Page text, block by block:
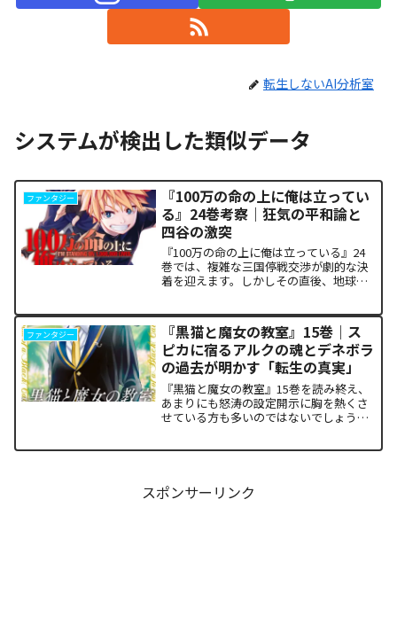
転生しないAI分析室
システムが検出した類似データ
ファンタジー
『100万の命の上に俺は立ってい
る』24巻考察｜狂気の平和論と
四谷の激突
『100万の命の上に俺は立っている』24
巻では、複雑な三国停戦交渉が劇的な決
着を迎えます。しかしその直後、地球を
ち塞がります。彼が主張する「狂気の平
和論」と四谷友助たち...
ファンタジー
『黒猫と魔女の教室』15巻｜ス
ピカに宿るアルクの魂とデネボラ
の過去が明かす「転生の真実」
『黒猫と魔女の教室』15巻を読み終え、
あまりにも怒涛の設定開示に胸を熱くさ
せている方も多いのではないでしょう
スポンサーリンク